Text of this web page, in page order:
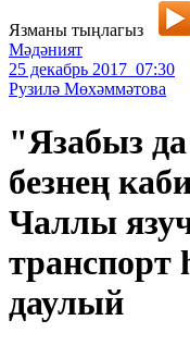
Язманы тыңлагыз
Мәдәният
25 декабрь 2017 07:30
Рузилә Мөхәммәтова
"Язабыз
безнең
Чаллы
транспорт
даулый